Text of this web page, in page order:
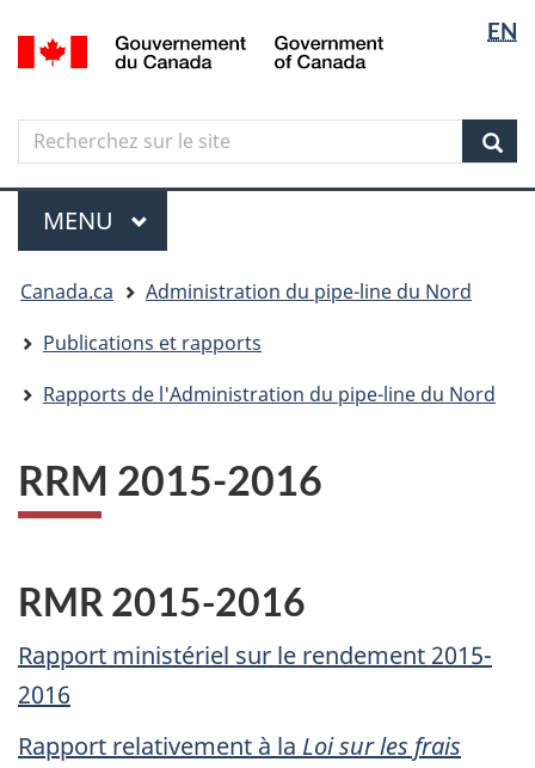
Aller
au
principal
Skip
to
government"
Passer
à
version
simplifiée
langue
EN
Canada
Search
Recherchez
sur
le
site
Menu
MENU PRINCIPAL
êtes
ici
Canada.ca
Administration du pipe-line du Nord
Publications et rapports
Rapports de l'Administration du pipe-line du Nord
RRM 2015-2016
RMR 2015-2016
Rapport ministériel sur le rendement 2015-
2016
Rapport relativement à la Loi sur les frais